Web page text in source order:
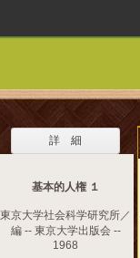
詳 細
基本的人権 １
東京大学社会科学研究所／
編 -- 東京大学出版会 --
1968